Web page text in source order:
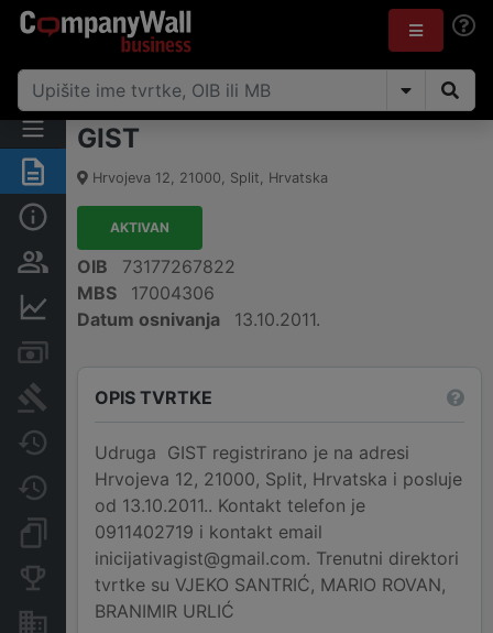
Sažetak
Osobe i vlasništvo
Sudske objave
Javne nabavke
Promjene
Dokumenti i objave
Konkurentske tvrtke
Nekretnine i imovina
GIST
Hrvojeva 12, 21000, Split, Hrvatska
AKTIVAN
OIB
73177267822
MBS
17004306
Datum osnivanja
13.10.2011.
OPIS TVRTKE
Udruga GIST registrirano je na adresi
Hrvojeva 12, 21000, Split, Hrvatska i posluje
od 13.10.2011.. Kontakt telefon je
0911402719 i kontakt email
inicijativagist@gmail.com. Trenutni direktori
tvrtke su VJEKO SANTRIĆ, MARIO ROVAN,
BRANIMIR URLIĆ